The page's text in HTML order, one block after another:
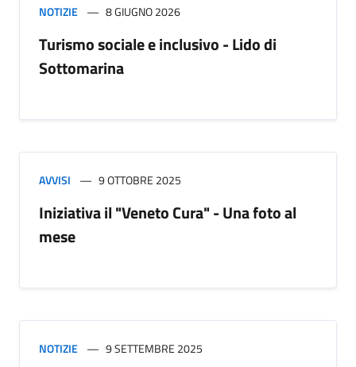
NOTIZIE 8 GIUGNO 2026
Turismo sociale e inclusivo - Lido di
Sottomarina
AVVISI 9 OTTOBRE 2025
Iniziativa il "Veneto Cura" - Una foto al
mese
NOTIZIE 9 SETTEMBRE 2025